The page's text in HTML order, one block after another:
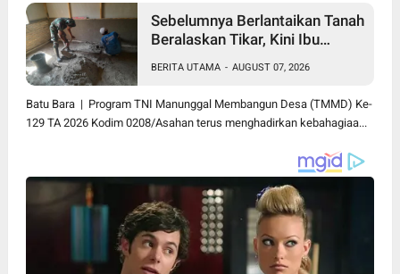
Sebelumnya Berlantaikan Tanah
Beralaskan Tikar, Kini Ibu
yang Layak Berkat Satgas
TMMD Ke-129 Kodim
0208/Asahan
BERITA UTAMA - AUGUST 07, 2026
Batu Bara | Program TNI Manunggal Membangun Desa (TMMD) Ke-
129 TA 2026 Kodim 0208/Asahan terus menghadirkan kebahagiaa...